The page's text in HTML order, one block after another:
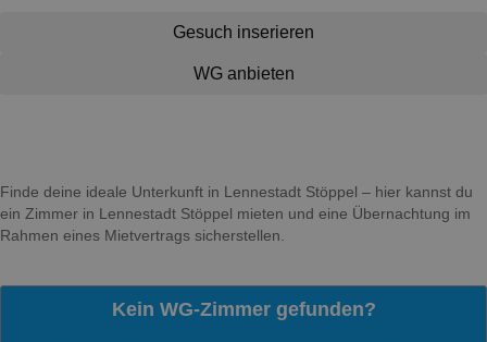
Gesuch inserieren
WG anbieten
Finde deine ideale Unterkunft in Lennestadt Stöppel – hier kannst du
ein Zimmer in Lennestadt Stöppel mieten und eine Übernachtung im
Rahmen eines Mietvertrags sicherstellen.
Kein WG-Zimmer gefunden?